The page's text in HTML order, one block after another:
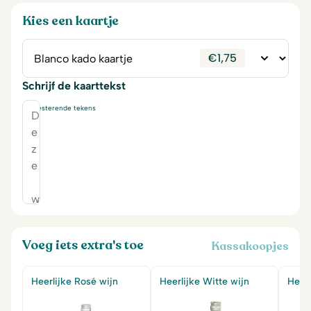
Kies een kaartje
€1,75
Schrijf de kaarttekst
resterende tekens
Voeg iets extra's toe Kassakoopjes
Heerlijke Rosé wijn Heerlijke Witte wijn